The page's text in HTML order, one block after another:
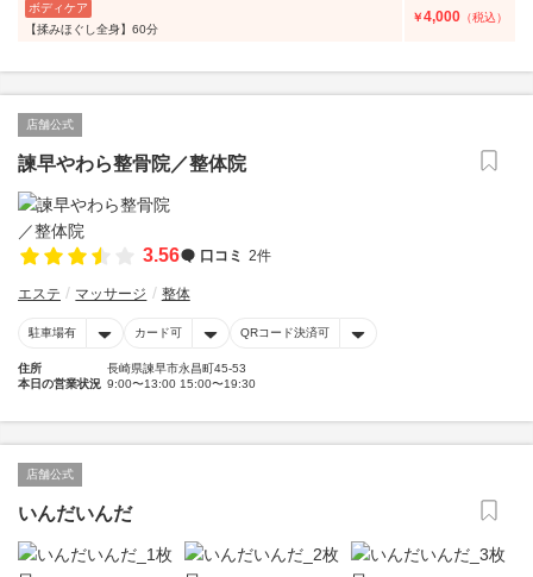
ボディケア
【揉みほぐし全身】60分
￥4,000 （税込）
店舗公式
諫早やわら整骨院／整体院
3.56 口コミ 2件
エステ マッサージ 整体
駐車場有 カード可 QRコード決済可
住所
長崎県諫早市永昌町45-53
本日の営業状況 9:00〜13:00 15:00〜19:30
店舗公式
いんだいんだ